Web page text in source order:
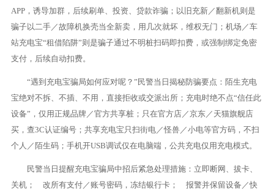
APP，诱导加群，后续刷单、投资、贷款诈骗；以旧充新／翻新机则是
骗子以二手／故障机换壳当全新卖，用几次就坏，维权无门；机场／车
站充电宝“租借陷阱”则是骗子通过不明桩扫码即扣费，或强制绑定免密
支付，后续自动扣费。
“遇到充电宝骗局如何应对呢？”民警当日揭秘防骗要点：陌生充电
宝绝对不拆、不插、不用，直接拒收或交派出所；充电时绝不点“信任此
设备”，仅用正规品牌／官方共享桩；只在官方店／京东／天猫旗舰店
买，查3C认证编号；共享充电宝只扫街电／怪兽／小电等官方码，不扫
个人／陌生码；手机开USB调试仅在电脑端，公共充电仅用充电模式。
民警当日提醒充电宝骗局中招后紧急处理措施：立即断网、拔卡、
关机； 改所有支付／账号密码，冻结银行卡； 报警并保留设备／快